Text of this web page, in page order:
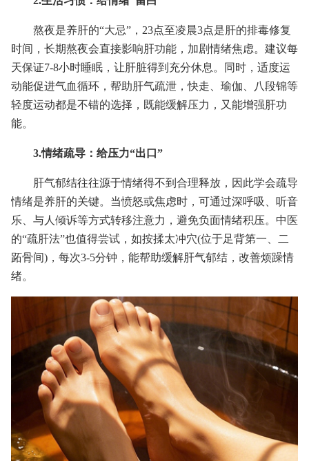
熬夜是养肝的“大忌”，23点至凌晨3点是肝的排毒修复
时间，长期熬夜会直接影响肝功能，加剧情绪焦虑。建议每
天保证7-8小时睡眠，让肝脏得到充分休息。同时，适度运
动能促进气血循环，帮助肝气疏泄，快走、瑜伽、八段锦等
轻度运动都是不错的选择，既能缓解压力，又能增强肝功
能。
3.情绪疏导：给压力“出口”
肝气郁结往往源于情绪得不到合理释放，因此学会疏导
情绪是养肝的关键。当愤怒或焦虑时，可通过深呼吸、听音
乐、与人倾诉等方式转移注意力，避免负面情绪积压。中医
的“疏肝法”也值得尝试，如按揉太冲穴(位于足背第一、二
跖骨间)，每次3-5分钟，能帮助缓解肝气郁结，改善烦躁情
绪。